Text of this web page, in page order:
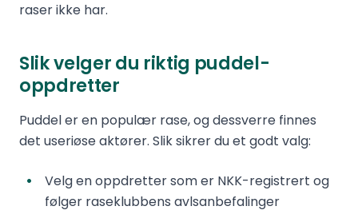
raser ikke har.
Slik velger du riktig puddel-
oppdretter
Puddel er en populær rase, og dessverre finnes
det useriøse aktører. Slik sikrer du et godt valg:
Velg en oppdretter som er NKK-registrert og
følger raseklubbens avlsanbefalinger